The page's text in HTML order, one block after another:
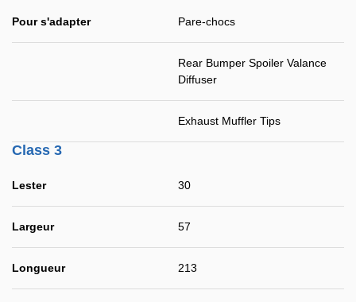
Pour s'adapter Pare-chocs
Rear Bumper Spoiler Valance
Diffuser
Exhaust Muffler Tips
Class 3
Lester 30
Largeur 57
Longueur 213